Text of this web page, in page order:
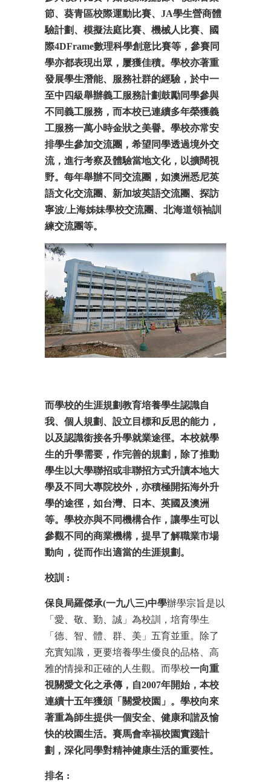
節、葵青區校際運動比賽、 JA學生營商體
驗計劃、模擬法庭比賽、機械人比賽、國
際4DFrame數理科學創意比賽等，參賽同
學亦都表現出眾，屢獲佳積。學校亦著重
發展學生潛能、服務社群的經驗，於中一
至中四級舉辦義工服務計劃鼓勵同學參與
不同義工服務，而本校已連續多年榮獲義
工服務一萬小時金狀之美譽。學校亦常安
排學生參加交流團，希望同學透過境外交
流，進行考察及體驗當地文化，以擴闊視
野。每年舉辦不同交流團，如澳洲悉尼英
語文化交流團、新加坡英語交流團、探訪
寧波/上海姊妹學校交流團、北海道領袖訓
練交流團等。
而學校的生涯規劃教育培養學生認識自
我、個人規劃、設立目標和反思的能力，
以及認識銜接各升學就業途徑。本校就學
生的升學需要，作完善的規劃，除了推動
學生以大學聯招或非聯招方式升讀本地大
學及不同大專院校外，亦積極開拓海外升
學的途徑，如台灣、日本、英國及澳洲
等。學校亦與不同機構合作，讓學生可以
參觀不同的商業機構，提早了解職業市場
動向，從而作出適當的生涯規劃。
校訓 :
保良局羅傑承(一九八三)中學辦學宗旨是以
「愛、敬、勤、誠」為校訓，培育學生
「德、智、體、群、美」五育並重。除了
充實知識，更要培養學生優良的品格、高
雅的情操和正確的人生觀。而學校一向重
視關愛文化之承傳，自2007年開始，本校
連續十五年獲頒「關愛校園」。學校向來
著重為師生提供一個安全、健康和諧及愉
快的校園生活。賽馬會幸福校園實踐計
劃，深化同學對精神健康生活的重要性。
排名 :